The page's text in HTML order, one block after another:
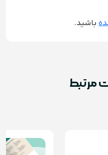
باشید.
مرتبط